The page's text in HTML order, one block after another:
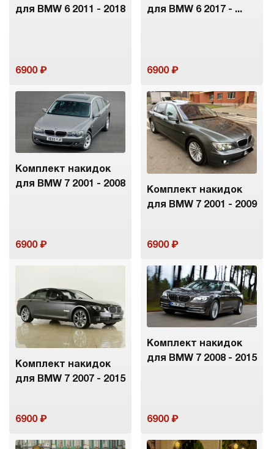
для BMW 6 2011 - 2018
6900
для BMW 6 2017 - ...
6900
Комплект накидок
для BMW 7 2001 - 2008
6900
Комплект накидок
для BMW 7 2001 - 2009
6900
Комплект накидок
для BMW 7 2007 - 2015
6900
Комплект накидок
для BMW 7 2008 - 2015
6900